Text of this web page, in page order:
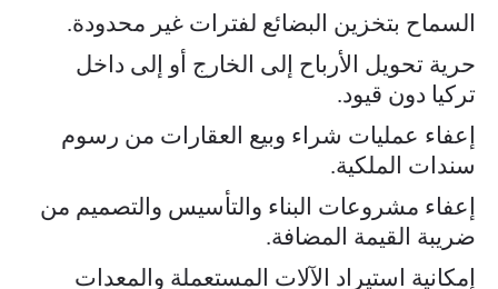
السماح بتخزين البضائع لفترات غير محدودة.
حرية تحويل الأرباح إلى الخارج أو إلى داخل
تركيا دون قيود.
إعفاء عمليات شراء وبيع العقارات من رسوم
سندات الملكية.
إعفاء مشروعات البناء والتأسيس والتصميم من
ضريبة القيمة المضافة.
إمكانية استيراد الآلات المستعملة والمعدات